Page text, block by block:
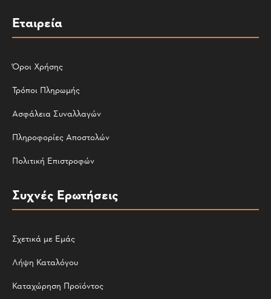
Εταιρεία
Όροι Χρήσης
Τρόποι Πληρωμής
Ασφάλεια Συναλλαγών
Πληροφορίες Αποστολών
Πολιτική Επιστροφών
Συχνές Ερωτήσεις
Σχετικά με Εμάς
Λήψη Καταλόγου
Καταχώρηση Προϊόντος